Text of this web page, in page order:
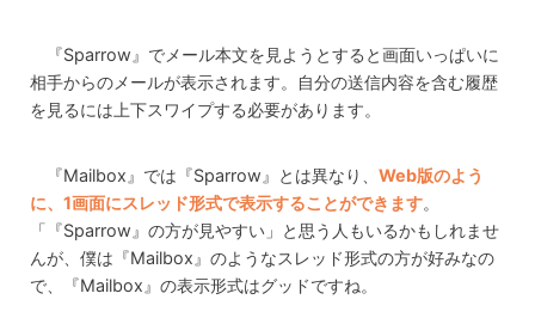
『Sparrow』でメール本文を見ようとすると画面いっぱいに
相手からのメールが表示されます。自分の送信内容を含む履歴
を見るには上下スワイプする必要があります。
『Mailbox』では『Sparrow』とは異なり、Web版のよう
に、1画面にスレッド形式で表示することができます。
「『Sparrow』の方が見やすい」と思う人もいるかもしれませ
んが、僕は『Mailbox』のようなスレッド形式の方が好みなの
で、『Mailbox』の表示形式はグッドですね。